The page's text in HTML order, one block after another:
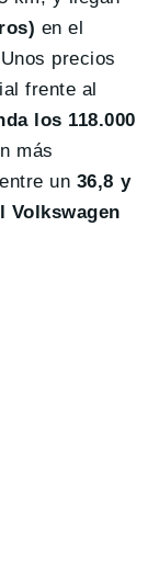
en el
precios
frente al
los 118.000
más
un 36,8 y
Volkswagen